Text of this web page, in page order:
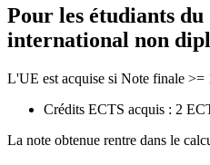
Pour les étudiants
international non
L'UE est acquise si Note finale >=
Crédits ECTS acquis : 2
La note obtenue rentre dans le